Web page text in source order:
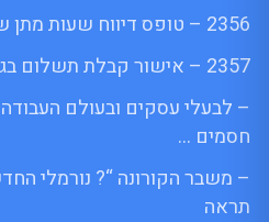
2356 – טופס דיווח שעות מתן שירותי תרגום/תמלול
2357 – אישור קבלת תשלום בגין תרגום/תמלול
חסמים …
תראה